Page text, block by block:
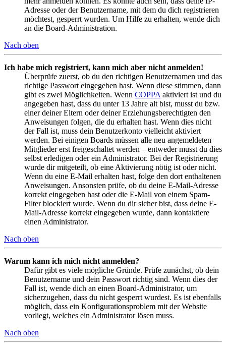
Adresse oder der Benutzername, mit dem du dich registrieren
möchtest, gesperrt wurden. Um Hilfe zu erhalten, wende dich
an die Board-Administration.
Nach oben
Ich habe mich registriert, kann mich aber nicht anmelden!
Überprüfe zuerst, ob du den richtigen Benutzernamen und das
richtige Passwort eingegeben hast. Wenn diese stimmen, dann
gibt es zwei Möglichkeiten. Wenn COPPA aktiviert ist und du
angegeben hast, dass du unter 13 Jahre alt bist, musst du bzw.
einer deiner Eltern oder deiner Erziehungsberechtigten den
Anweisungen folgen, die du erhalten hast. Wenn dies nicht
der Fall ist, muss dein Benutzerkonto vielleicht aktiviert
werden. Bei einigen Boards müssen alle neu angemeldeten
Mitglieder erst freigeschaltet werden – entweder musst du dies
selbst erledigen oder ein Administrator. Bei der Registrierung
wurde dir mitgeteilt, ob eine Aktivierung nötig ist oder nicht.
Wenn du eine E-Mail erhalten hast, folge den dort enthaltenen
Anweisungen. Ansonsten prüfe, ob du deine E-Mail-Adresse
korrekt eingegeben hast oder die E-Mail von einem Spam-
Filter blockiert wurde. Wenn du dir sicher bist, dass deine E-
Mail-Adresse korrekt eingegeben wurde, dann kontaktiere
einen Administrator.
Nach oben
Warum kann ich mich nicht anmelden?
Dafür gibt es viele mögliche Gründe. Prüfe zunächst, ob dein
Benutzername und dein Passwort richtig sind. Wenn dies der
Fall ist, wende dich an einen Board-Administrator, um
sicherzugehen, dass du nicht gesperrt wurdest. Es ist ebenfalls
möglich, dass ein Konfigurationsproblem mit der Website
vorliegt, welches ein Administrator lösen muss.
Nach oben